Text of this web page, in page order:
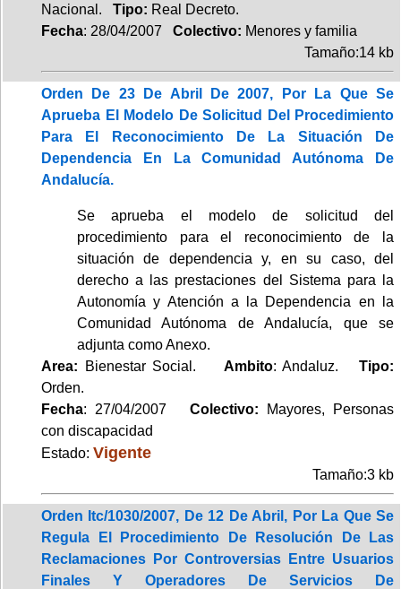
Nacional. Tipo: Real Decreto.
Fecha: 28/04/2007 Colectivo: Menores y familia
Tamaño:14 kb
Orden De 23 De Abril De 2007, Por La Que Se
Aprueba El Modelo De Solicitud Del Procedimiento
Para El Reconocimiento De La Situación De
Dependencia En La Comunidad Autónoma De
Andalucía.
Se aprueba el modelo de solicitud del
procedimiento para el reconocimiento de la
situación de dependencia y, en su caso, del
derecho a las prestaciones del Sistema para la
Autonomía y Atención a la Dependencia en la
Comunidad Autónoma de Andalucía, que se
adjunta como Anexo.
Area: Bienestar Social. Ambito: Andaluz.Tipo:
Orden.
Fecha: 27/04/2007Colectivo:
Mayores, Personas
con discapacidad
Estado: Vigente
Tamaño:3 kb
Orden Itc/1030/2007, De 12 De Abril, Por La Que Se
Regula El Procedimiento De Resolución De Las
Reclamaciones Por Controversias Entre Usuarios
Finales Y Operadores De Servicios De